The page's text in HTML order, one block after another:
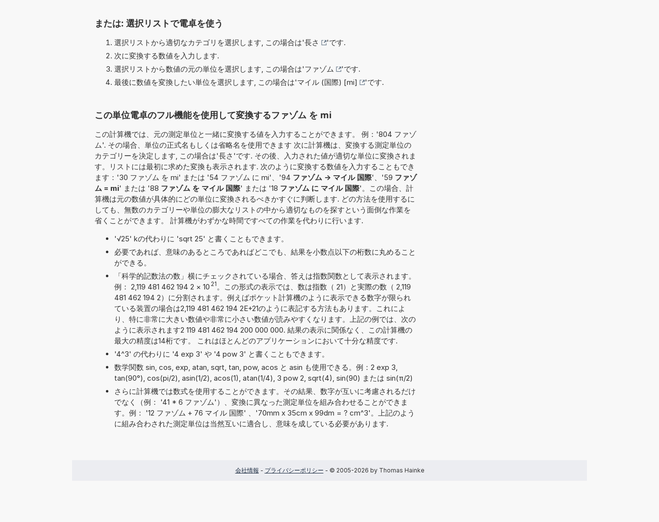
または: 選択リストで電卓を使う
選択リストから適切なカテゴリを選択します, この場合は'長さ
'です.
次に変換する数値を入力します.
選択リストから数値の元の単位を選択します, この場合は'ファゾム
'です.
最後に数値を変換したい単位を選択します, この場合は'マイル (国際) [mi] 'です.
この単位電卓のフル機能を使用して変換するファゾム を mi
この計算機では、元の測定単位と一緒に変換する値を入力することができます。 例：'804 ファゾ
ム'. その場合、単位の正式名もしくは省略名を使用できます 次に計算機は、変換する測定単位の
カテゴリーを決定します, この場合は'長さ'です. その後、入力された値が適切な単位に変換されま
す。リストには最初に求めた変換も表示されます. 次のように変換する数値を入力することもでき
ます：'30 ファゾム を mi' または '54 ファゾム に mi'、'94 ファゾム -> マイル 国際'、'59 ファゾ
ム = mi' または '88 ファゾム を マイル 国際' または '18 ファゾム に マイル 国際'。この場合、計
算機は元の数値が具体的にどの単位に変換されるべきかすぐに判断します. どの方法を使用するに
しても、無数のカテゴリーや単位の膨大なリストの中から適切なものを探すという面倒な作業を
省くことができます。 計算機がわずかな時間ですべての作業を代わりに行います.
'√25' kの代わりに 'sqrt 25' と書くこともできます。
必要であれば、意味のあるところであればどこでも、結果を小数点以下の桁数に丸めること
ができる。
「科学的記数法の数」横にチェックされている場合、答えは指数関数として表示されます。
例： 2,119 481 462 194 2 × 10 21 。この形式の表示では、数は指数（ 21）と実際の数（ 2,119
481 462 194 2）に分割されます。例えばポケット計算機のように表示できる数字が限られ
ている装置の場合は2,119 481 462 194 2E+21のように表記する方法もあります。これによ
り、特に非常に大きい数値や非常に小さい数値が読みやすくなります。上記の例では、次の
ように表示されます2 119 481 462 194 200 000 000. 結果の表示に関係なく、この計算機の
最大の精度は14桁です。 これはほとんどのアプリケーションにおいて十分な精度です.
'4^3' の代わりに '4 exp 3' や '4 pow 3' と書くこともできます。
数学関数 sin, cos, exp, atan, sqrt, tan, pow, acos と asin も使用できる。例：2 exp 3,
tan(90°), cos(pi/2), asin(1/2), acos(1), atan(1/4), 3 pow 2, sqrt(4), sin(90) または sin(π/2)
さらに計算機では数式を使用することができます。その結果、数字が互いに考慮されるだけ
でなく（例： '41 * 6 ファゾム'）、変換に異なった測定単位を組み合わせることができま
す。例： '12 ファゾム + 76 マイル 国際' 、'70mm x 35cm x 99dm = ? cm^3'。上記のよう
に組み合わされた測定単位は当然互いに適合し、意味を成している必要があります.
会社情報 - プライバシーポリシー - © 2005-2026 by Thomas Hainke